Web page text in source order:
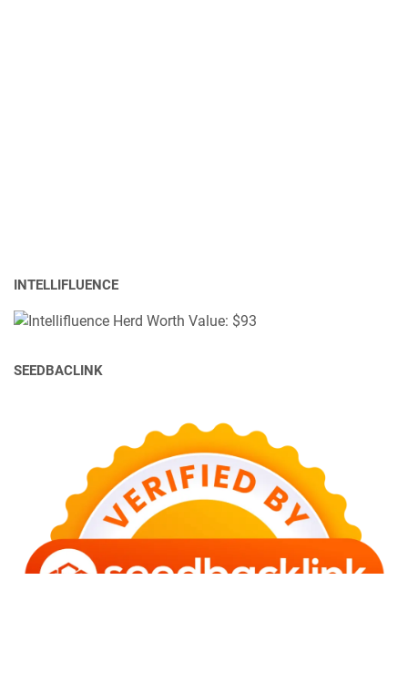
INTELLIFLUENCE
SEEDBACLINK